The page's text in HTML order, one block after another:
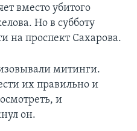
вместо убитого
Но в субботу
на проспект Сахарова.
митинги.
их правильно и
и
он.